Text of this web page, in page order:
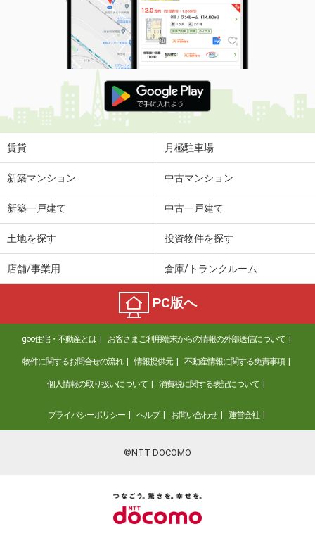
賃貸 月極駐車場
新築マンション 中古マンション
新築一戸建て 中古一戸建て
土地を探す 投資物件を探す
店舗/事業用 倉庫/トランクルーム
PC版へ
goo住宅・不動産とは お客さまご利用端末からの情報の外部送信について
物件に関するお問合せの流れ 情報提供元 不動産情報に関する免責事項
個人情報の取り扱いについて 消費税に関する表記について
プライバシーポリシー ヘルプ お問い合わせ 運営会社
©NTT DOCOMO